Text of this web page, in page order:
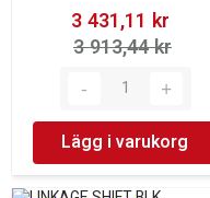
3 431,11 kr‎
3 913,44 kr‎
Lägg i varukorg